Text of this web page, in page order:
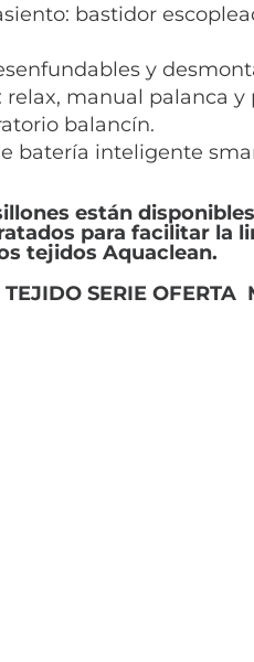
bastidor
y
relax, manual palanca
balancín.
batería inteligente
están
para facilitar la
tejidos Aquaclean.
SERIE